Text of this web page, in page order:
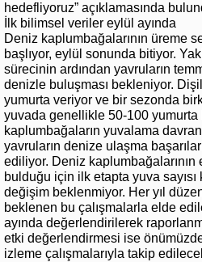
hedefliyoruz” açıklamasında
İlk bilimsel veriler eylül ayında
Deniz kaplumbağalarının üreme
başlıyor, eylül sonunda bitiyor.
sürecinin ardından yavruların
denizle buluşması bekleniyor.
yumurta veriyor ve bir sezonda
yuvada genellikle 50-100
kaplumbağaların yuvalama
yavruların denize ulaşma
ediliyor. Deniz kaplumbağalarının
bulduğu için ilk etapta yuva
değişim beklenmiyor. Her yıl
beklenen bu çalışmalarla elde
ayında değerlendirilerek
etki değerlendirmesi ise
izleme çalışmalarıyla takip